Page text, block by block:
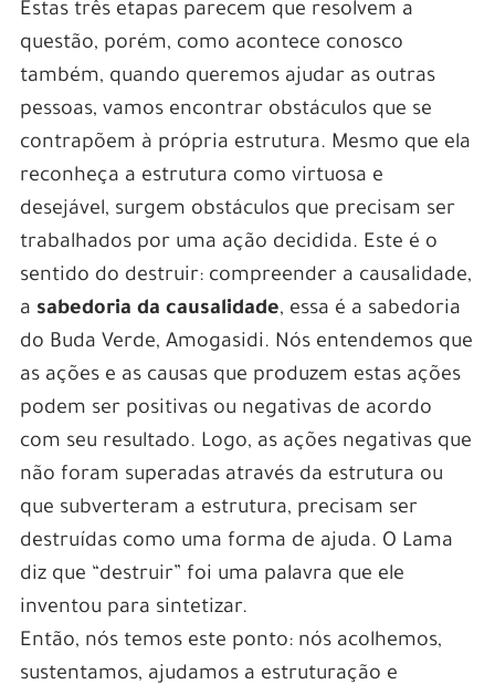
Estas três etapas parecem que resolvem a
questão, porém, como acontece conosco
também, quando queremos ajudar as outras
pessoas, vamos encontrar obstáculos que se
contrapõem à própria estrutura. Mesmo que ela
reconheça a estrutura como virtuosa e
desejável, surgem obstáculos que precisam ser
trabalhados por uma ação decidida. Este é o
sentido do destruir: compreender a causalidade,
a sabedoria da causalidade, essa é a sabedoria
do Buda Verde, Amogasidi. Nós entendemos que
as ações e as causas que produzem estas ações
podem ser positivas ou negativas de acordo
com seu resultado. Logo, as ações negativas que
não foram superadas através da estrutura ou
que subverteram a estrutura, precisam ser
destruídas como uma forma de ajuda. O Lama
diz que “destruir” foi uma palavra que ele
inventou para sintetizar.
Então, nós temos este ponto: nós acolhemos,
sustentamos, ajudamos a estruturação e